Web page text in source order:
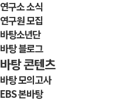
연구소 소식
연구원 모집
바탕소년단
바탕 블로그
바탕 콘텐츠
바탕 모의고사
EBS 본바탕